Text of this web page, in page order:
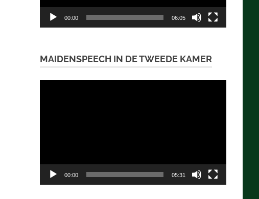
00:00 06:05
MAIDENSPEECH IN DE TWEEDE KAMER
00:00 05:31